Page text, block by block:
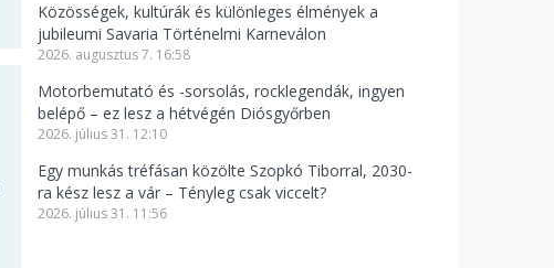
Közösségek, kultúrák és különleges élmények a
jubileumi Savaria Történelmi Karneválon
2026. augusztus 7. 16:58
Motorbemutató és -sorsolás, rocklegendák, ingyen
belépő – ez lesz a hétvégén Diósgyőrben
2026. július 31. 12:10
Egy munkás tréfásan közölte Szopkó Tiborral, 2030-
ra kész lesz a vár – Tényleg csak viccelt?
2026. július 31. 11:56